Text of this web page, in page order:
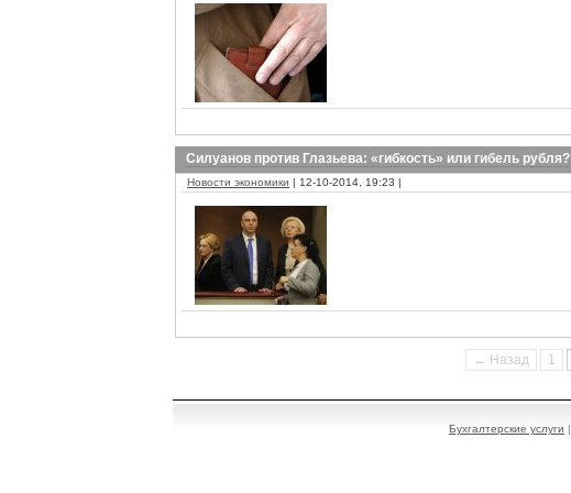
Силуанов против Глазьева: «гибкость» или гибель рубля?
Новости экономики | 12-10-2014, 19:23 |
← Назад 1
Бухгалтерские услуги |